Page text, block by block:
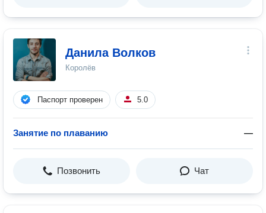
Данила Волков
Королёв
Паспорт проверен 5.0
Занятие по плаванию —
Позвонить Чат